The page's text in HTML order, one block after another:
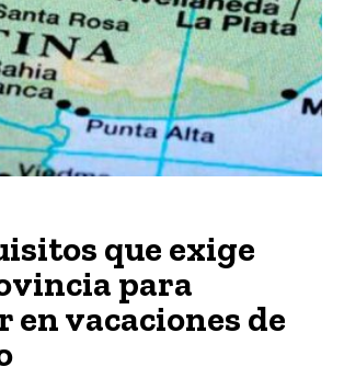
que exige
para
en vacaciones de